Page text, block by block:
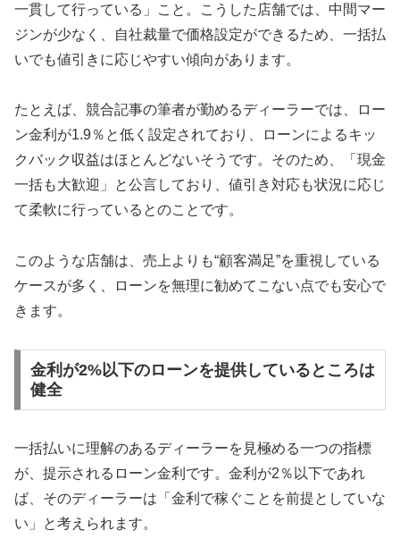
一貫して行っている」こと。こうした店舗では、中間マー
ジンが少なく、自社裁量で価格設定ができるため、一括払
いでも値引きに応じやすい傾向があります。
たとえば、競合記事の筆者が勤めるディーラーでは、ロー
ン金利が1.9％と低く設定されており、ローンによるキッ
クバック収益はほとんどないそうです。そのため、「現金
一括も大歓迎」と公言しており、値引き対応も状況に応じ
て柔軟に行っているとのことです。
このような店舗は、売上よりも“顧客満足”を重視している
ケースが多く、ローンを無理に勧めてこない点でも安心で
きます。
金利が2%以下のローンを提供しているところは
健全
一括払いに理解のあるディーラーを見極める一つの指標
が、提示されるローン金利です。金利が2％以下であれ
ば、そのディーラーは「金利で稼ぐことを前提としていな
い」と考えられます。